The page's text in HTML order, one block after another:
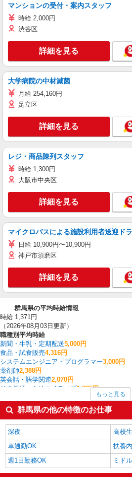
マンションの受付・案内スタッフ
時給 2,000円
渋谷区
詳細を見る
大学病院の中材滅菌
月給 254,160円
足立区
詳細を見る
レジ・商品陳列スタッフ
時給 1,300円
大阪市中央区
詳細を見る
マイクロバスによる施設利用者送迎ド
日給 10,900円〜10,900円
神戸市須磨区
詳細を見る
群馬県の平均時給情報
時給 1,371円
（2026年08月03日更新）
職種別平均時給
新聞・牛乳・定期配送5,000円
食品・試食販売4,316円
システムエンジニア・プログラマー3,000円
薬剤師2,388円
英会話・語学関連2,070円
その他IT・クリエイティブ1,885円
電気・ガス・水道工事/設備工事1,800円
個人営業1,800円
ケアマネジャー1,595円
群馬県の他の職種の平均時給を見る
もっと見る
群馬県の他の特徴のお仕事
深夜
高校
車通勤OK
扶養
週1日勤務OK
ミド